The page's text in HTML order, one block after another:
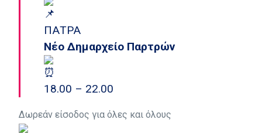
ΠΑΤΡΑ
Νέο Δημαρχείο Παρτρών
18.00 – 22.00
Δωρεάν είσοδος για όλες και όλους